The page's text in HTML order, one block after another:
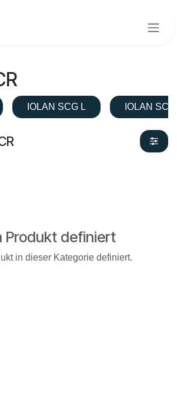
IOLAN SCG L IOLAN
Produkt definiert
in dieser Kategorie definiert.